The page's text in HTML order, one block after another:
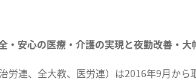
・安心の医療・介護の実現と夜勤改善・
労連、全大教、医労連）は2016年9月か